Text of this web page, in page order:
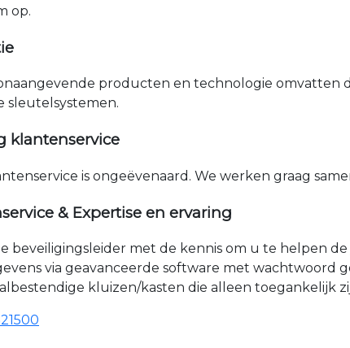
op.
producten en technologie
sleutelsystemen.
klantenservice
is ongeëvenaard. We werken graag
& Expertise en ervaring
beveiligingsleider met de kennis om u te helpen
via geavanceerde software met wachtwoord
kluizen/kasten die alleen toegankelijk